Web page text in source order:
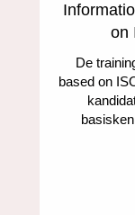
on
De
based on